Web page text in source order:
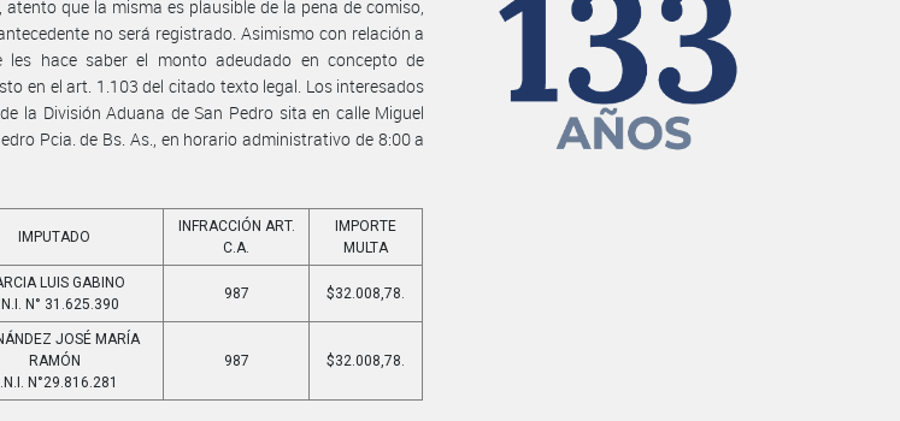
que la misma es plausible de la pena de comiso,
no será registrado. Asimismo con relación a
les hace saber el monto adeudado en concepto de
en el art. 1.103 del citado texto legal. Los interesados
la División Aduana de San Pedro sita en calle Miguel
Pcia. de Bs. As., en horario administrativo de 8:00 a
IMPUTADO
INFRACCIÓN ART.
C.A.
IMPORTE
MULTA
LUIS GABINO
N° 31.625.390
987 $32.008,78.
JOSÉ MARÍA
RAMÓN
N°29.816.281
987 $32.008,78.